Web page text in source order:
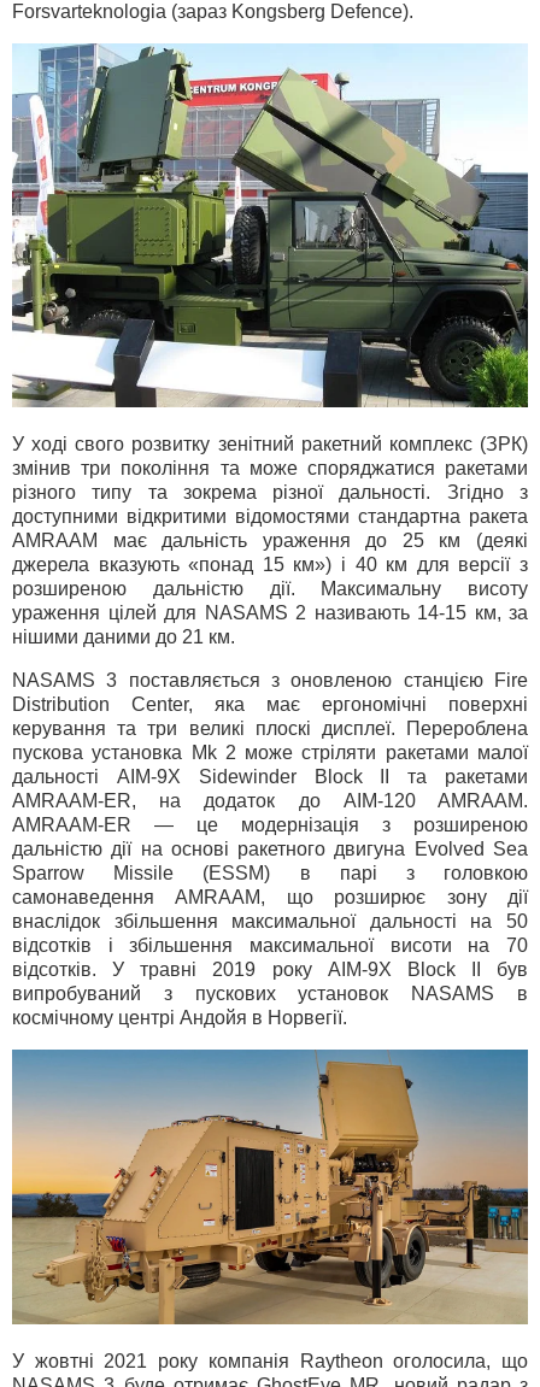
Forsvarteknologia (зараз Kongsberg Defence).
У ході свого розвитку зенітний ракетний комплекс (ЗРК)
змінив три покоління та може споряджатися ракетами
різного типу та зокрема різної дальності. Згідно з
доступними відкритими відомостями стандартна ракета
AMRAAM має дальність ураження до 25 км (деякі
джерела вказують «понад 15 км») і 40 км для версії з
розширеною дальністю дії. Максимальну висоту
ураження цілей для NASAMS 2 називають 14-15 км, за
нішими даними до 21 км.
NASAMS 3 поставляється з оновленою станцією Fire
Distribution Center, яка має ергономічні поверхні
керування та три великі плоскі дисплеї. Перероблена
пускова установка Mk 2 може стріляти ракетами малої
дальності AIM-9X Sidewinder Block II та ракетами
AMRAAM-ER, на додаток до AIM-120 AMRAAM.
AMRAAM-ER — це модернізація з розширеною
дальністю дії на основі ракетного двигуна Evolved Sea
Sparrow Missile (ESSM) в парі з головкою
самонаведення AMRAAM, що розширює зону дії
внаслідок збільшення максимальної дальності на 50
відсотків і збільшення максимальної висоти на 70
відсотків. У травні 2019 року AIM-9X Block II був
випробуваний з пускових установок NASAMS в
космічному центрі Андойя в Норвегії.
У жовтні 2021 року компанія Raytheon оголосила, що